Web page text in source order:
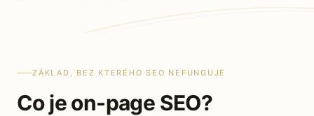
ZÁKLAD, BEZ KTERÉHO SEO NEFUNGUJE
Co je on-page SEO?